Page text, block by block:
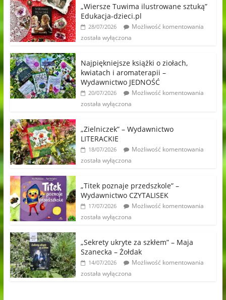
„Wiersze Tuwima ilustrowane sztuką”
Edukacja-dzieci.pl
28/07/2026
Możliwość komentowania
została wyłączona
Najpiękniejsze książki o ziołach,
kwiatach i aromaterapii –
Wydawnictwo JEDNOŚĆ
20/07/2026
Możliwość komentowania
została wyłączona
„Zielniczek” – Wydawnictwo
LITERACKIE
18/07/2026
Możliwość komentowania
została wyłączona
„Titek poznaje przedszkole” –
Wydawnictwo CZYTALISEK
17/07/2026
Możliwość komentowania
została wyłączona
„Sekrety ukryte za szkłem” – Maja
Szanecka – Żołdak
14/07/2026
Możliwość komentowania
została wyłączona